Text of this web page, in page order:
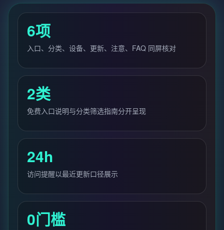
6项
入口、分类、设备、更新、注意、FAQ 同屏核对
2类
免费入口说明与分类筛选指南分开呈现
24h
访问提醒以最近更新口径展示
0门槛